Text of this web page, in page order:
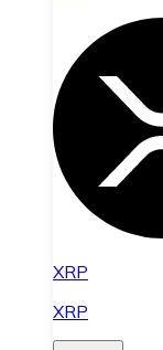
XRP
XRP